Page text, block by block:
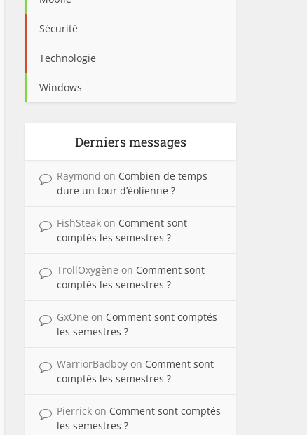
Sécurité
Technologie
Windows
Derniers messages
Raymond on Combien de temps
dure un tour d’éolienne ?
FishSteak on Comment sont
comptés les semestres ?
TrollOxygène on Comment sont
comptés les semestres ?
GxOne on Comment sont comptés
les semestres ?
WarriorBadboy on Comment sont
comptés les semestres ?
Pierrick on Comment sont comptés
les semestres ?